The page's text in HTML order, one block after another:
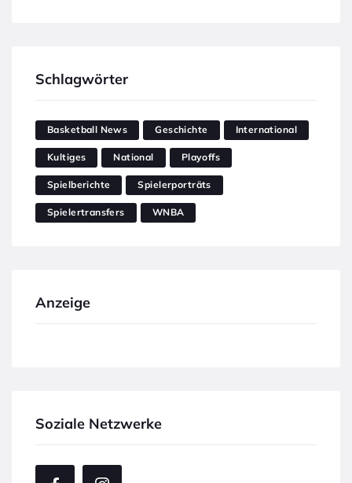
Schlagwörter
Basketball News Geschichte International
Kultiges National Playoffs
Spielberichte Spielerporträts
Spielertransfers WNBA
Anzeige
Soziale Netzwerke